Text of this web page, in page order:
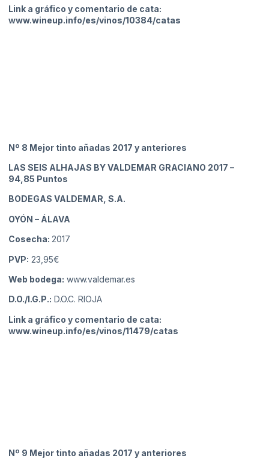
Link a gráfico y comentario de cata:
www.wineup.info/es/vinos/10384/catas
Nº 8 Mejor tinto añadas 2017 y anteriores
LAS SEIS ALHAJAS BY VALDEMAR GRACIANO 2017 –
94,85 Puntos
BODEGAS VALDEMAR, S.A.
OYÓN – ÁLAVA
Cosecha: 2017
PVP: 23,95€
Web bodega: www.valdemar.es
D.O./I.G.P.: D.O.C. RIOJA
Link a gráfico y comentario de cata:
www.wineup.info/es/vinos/11479/catas
Nº 9 Mejor tinto añadas 2017 y anteriores